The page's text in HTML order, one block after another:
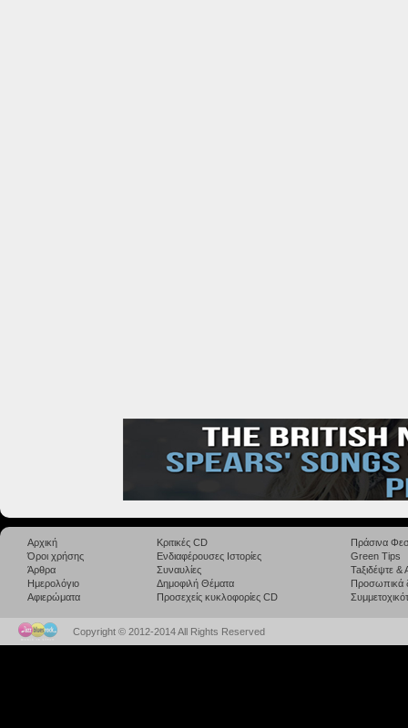
Αρχική
Όροι χρήσης
Άρθρα
Ημερολόγιο
Αφιερώματα
Κριτικές CD
Ενδιαφέρουσες Ιστορίες
Συναυλίες
Δημοφιλή Θέματα
Προσεχείς κυκλοφορίες CD
Πράσινα
Green Tips
Taξιδέψτε
Προσωπικά
Copyright © 2012-2014 All Rights Reserved